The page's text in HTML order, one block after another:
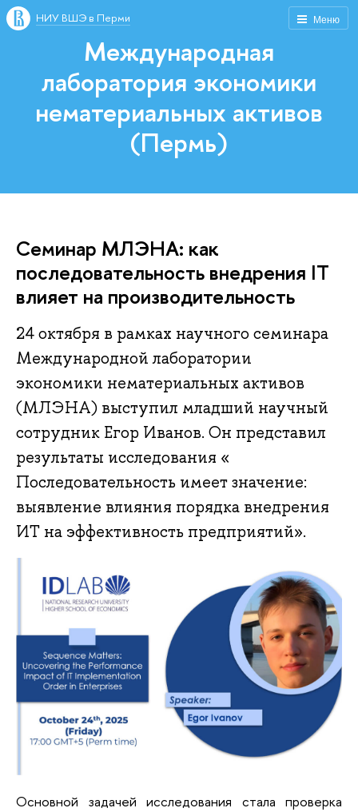
Меню
НИУ ВШЭ в Перми
Международная
лаборатория экономики
нематериальных активов
(Пермь)
Семинар МЛЭНА: как
последовательность внедрения IT
влияет на производительность
24 октября в рамках научного семинара
Международной лаборатории
экономики нематериальных активов
(МЛЭНА) выступил младший научный
сотрудник Егор Иванов. Он представил
результаты исследования «
Последовательность имеет значение:
выявление влияния порядка внедрения
ИТ на эффективность предприятий».
Основной задачей исследования стала проверка